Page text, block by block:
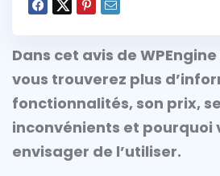
Dans cet avis de
vous trouverez plus
fonctionnalités, son prix,
inconvénients et pourquoi
envisager de l’utiliser.